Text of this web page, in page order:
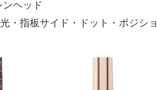
ンヘッド
・指板サイド・ドット・ポジショ